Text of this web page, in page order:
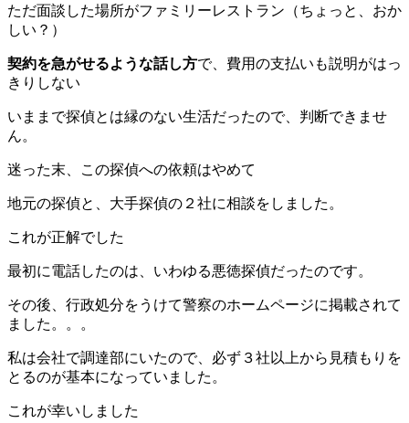
ただ面談した場所がファミリーレストラン（ちょっと、おか
しい？）
契約を急がせるような話し方で、費用の支払いも説明がはっ
きりしない
いままで探偵とは縁のない生活だったので、判断できませ
ん。
迷った末、この探偵への依頼はやめて
地元の探偵と、大手探偵の２社に相談をしました。
これが正解でした
最初に電話したのは、いわゆる悪徳探偵だったのです。
その後、 行政処分をうけて警察のホームページに掲載されて
ました。。。
私は会社で調達部にいたので、必ず３社以上から見積もりを
とるのが基本になっていました。
これが幸いしました